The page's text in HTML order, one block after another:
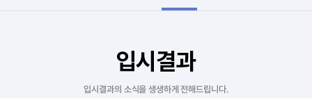
입시결과
입시결과의 소식을 생생하게 전해드립니다.